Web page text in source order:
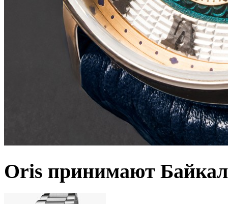
Oris принимают